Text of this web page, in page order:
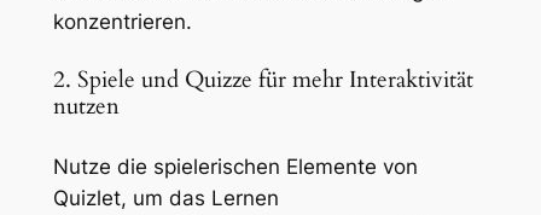
konzentrieren.
2. Spiele und Quizze für mehr Interaktivität
nutzen
Nutze die spielerischen Elemente von
Quizlet, um das Lernen